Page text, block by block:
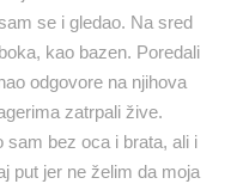
se i gledao. Na sred
kao bazen. Poredali
odgovore na njihova
zatrpali žive.
sam bez oca i brata, ali i
put jer ne želim da moja